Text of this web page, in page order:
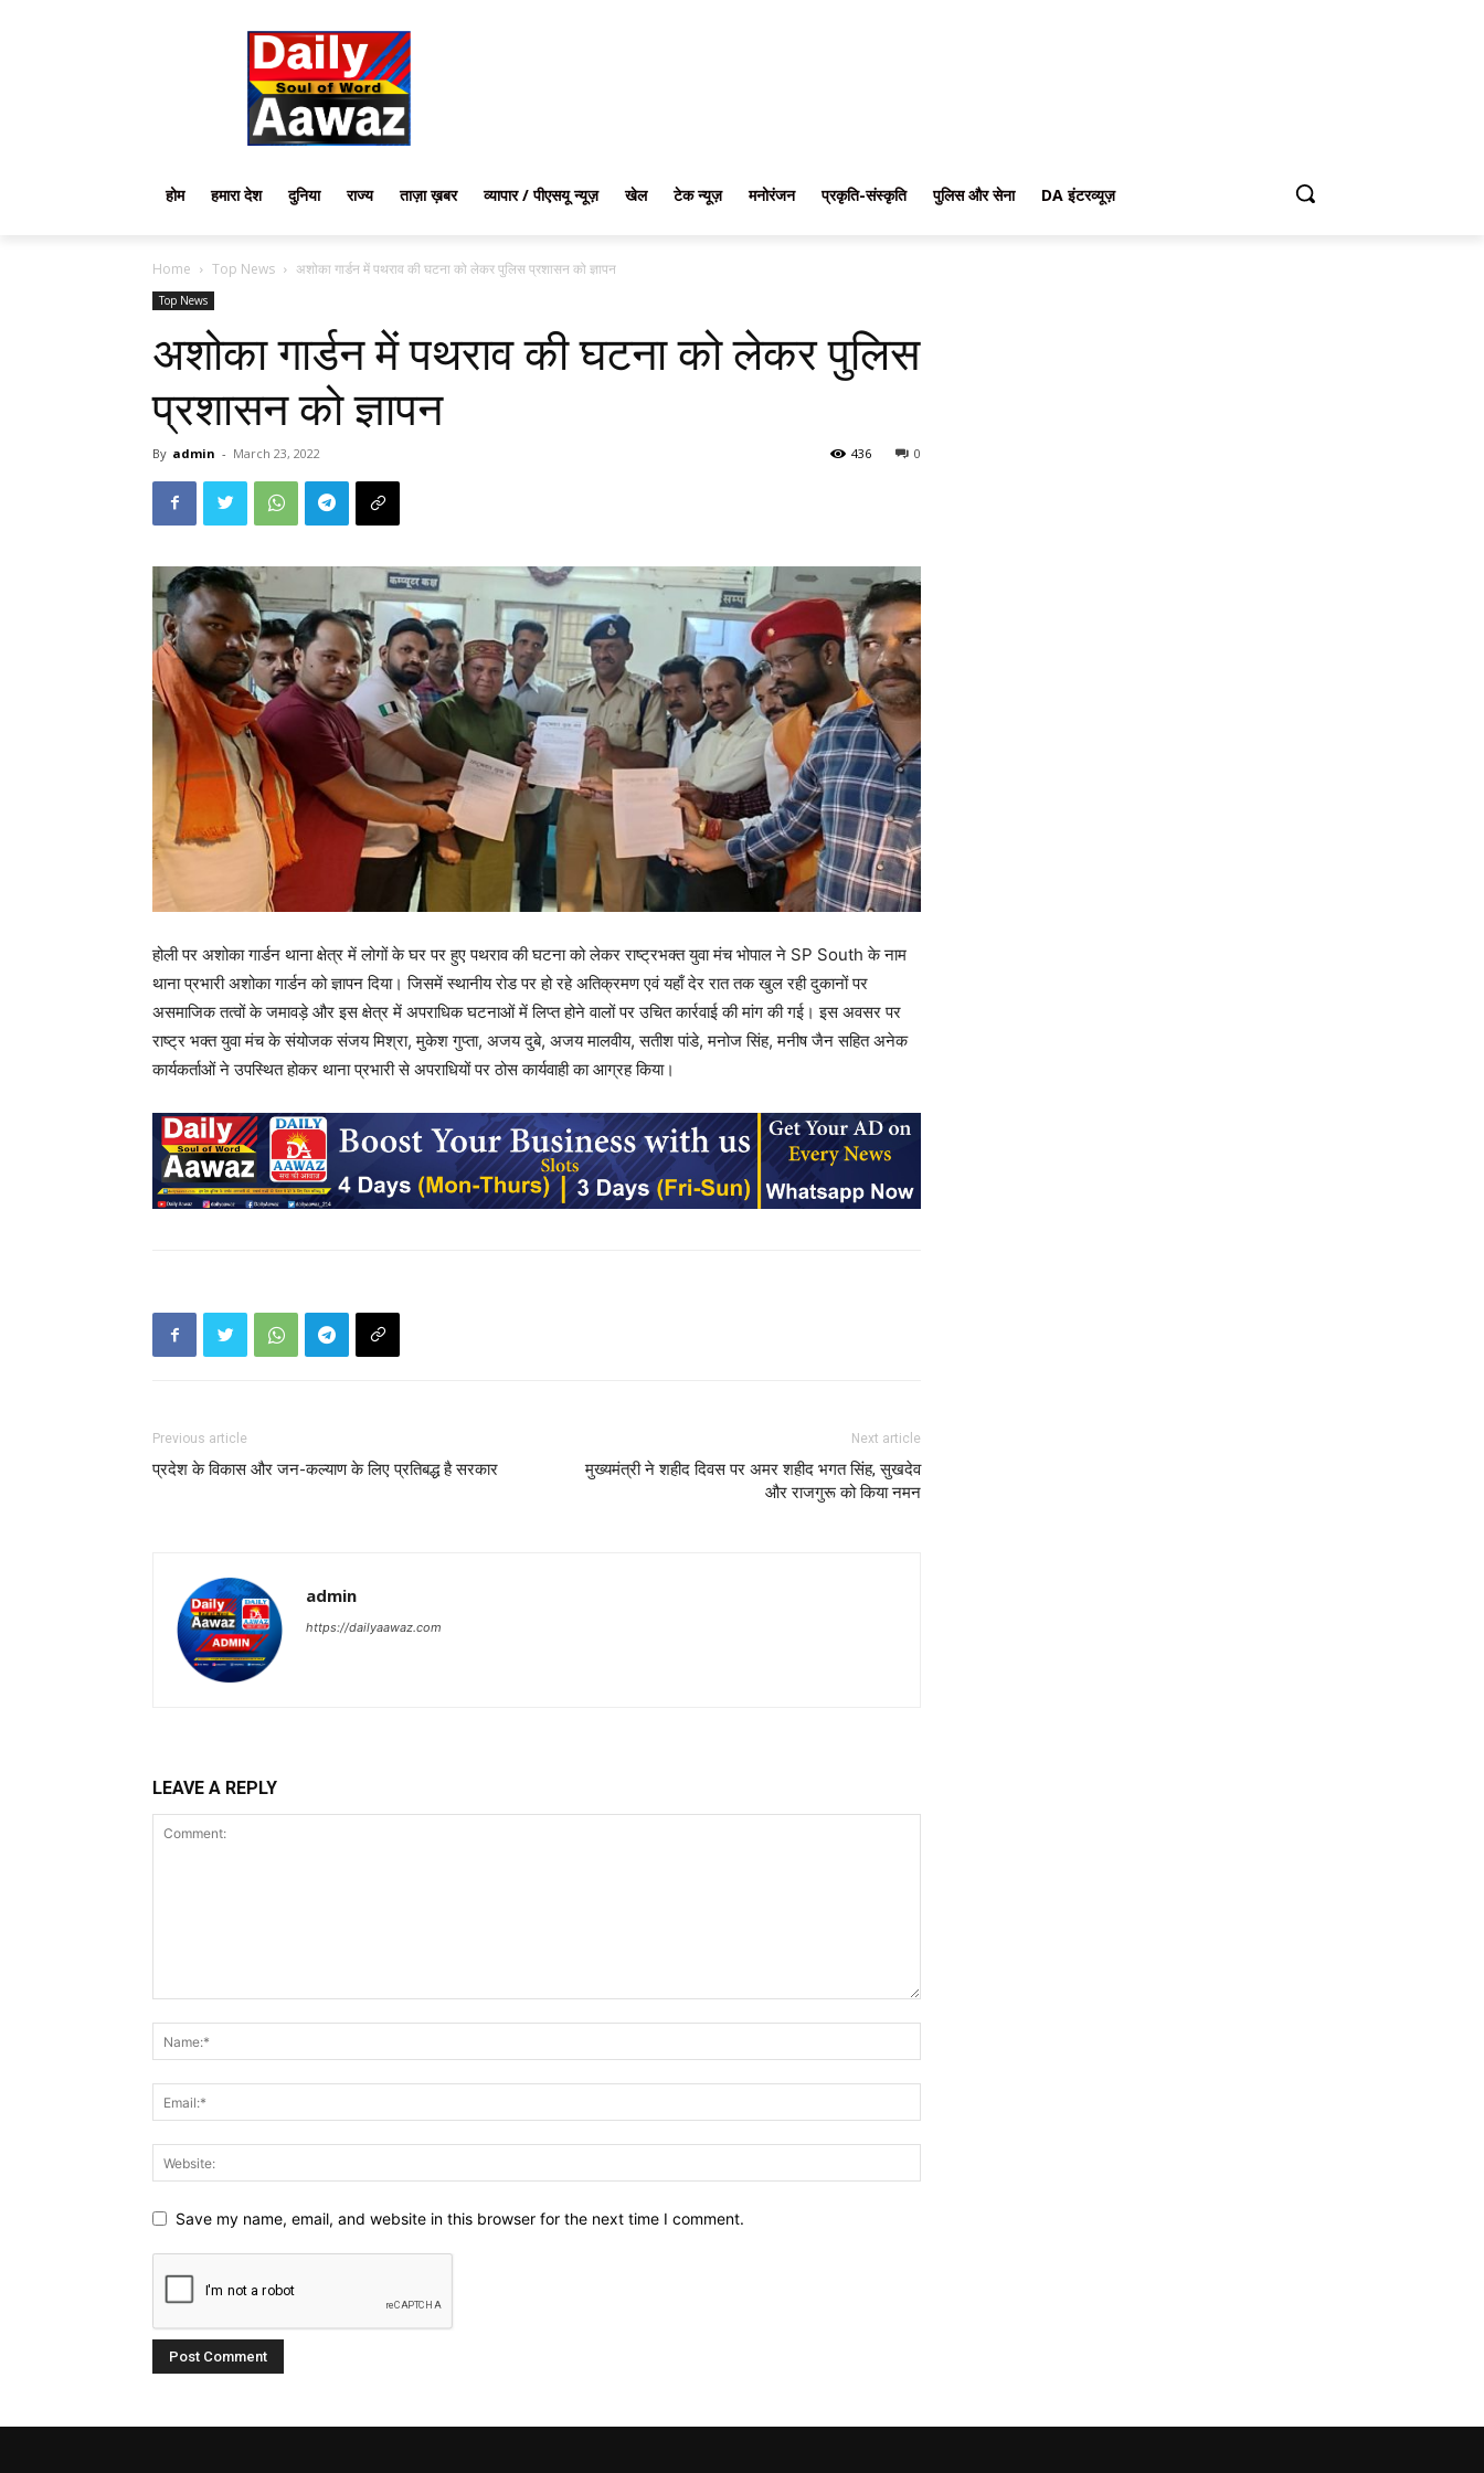
होम हमारा देश दुनिया राज्य ताज़ा ख़बर व्यापार / पीएसयू न्यूज़ खेल टेक न्यूज़ मनोरंजन प्रकृति-संस्कृति पुलिस और सेना DA इंटरव्यूज़
Home Top News अशोका गार्डन में पथराव की घटना को लेकर पुलिस प्रशासन को ज्ञापन
Top News
अशोका गार्डन में पथराव की घटना को लेकर पुलिस
प्रशासन को ज्ञापन
By admin - March 23, 2022 0
436
होली पर अशोका गार्डन थाना क्षेत्र में लोगों के घर पर हुए पथराव की घटना को लेकर राष्ट्रभक्त युवा मंच भोपाल ने SP South के नाम
थाना प्रभारी अशोका गार्डन को ज्ञापन दिया। जिसमें स्थानीय रोड पर हो रहे अतिक्रमण एवं यहाँ देर रात तक खुल रही दुकानों पर
असमाजिक तत्वों के जमावड़े और इस क्षेत्र में अपराधिक घटनाओं में लिप्त होने वालों पर उचित कार्रवाई की मांग की गई। इस अवसर पर
राष्ट्र भक्त युवा मंच के संयोजक संजय मिश्रा, मुकेश गुप्ता, अजय दुबे, अजय मालवीय, सतीश पांडे, मनोज सिंह, मनीष जैन सहित अनेक
कार्यकर्ताओं ने उपस्थित होकर थाना प्रभारी से अपराधियों पर ठोस कार्यवाही का आग्रह किया।
Previous article
प्रदेश के विकास और जन-कल्याण के लिए प्रतिबद्ध है सरकार
Next article
मुख्यमंत्री ने शहीद दिवस पर अमर शहीद भगत सिंह, सुखदेव
और राजगुरू को किया नमन
admin
https://dailyaawaz.com
LEAVE A REPLY
Save my name, email, and website in this browser for the next time I comment.